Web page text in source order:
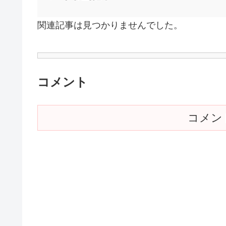
関連記事は見つかりませんでした。
コメント
コメン